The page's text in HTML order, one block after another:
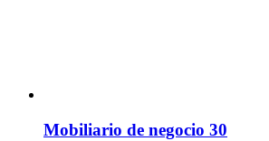
Mobiliario de negocio 30